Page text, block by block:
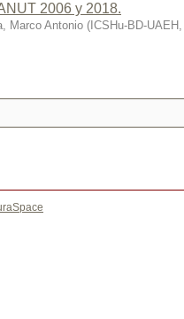
2006 y 2018.
Marco Antonio ( ICSHu-BD-UAEH